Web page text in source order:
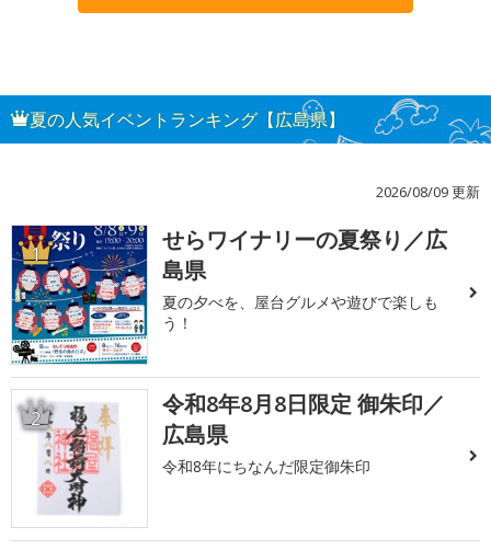
夏の人気イベントランキング【広島県】
2026/08/09 更新
1
せらワイナリーの夏祭り／広
島県
夏の夕べを、屋台グルメや遊びで楽しも
う！
2
令和8年8月8日限定 御朱印／
広島県
令和8年にちなんだ限定御朱印